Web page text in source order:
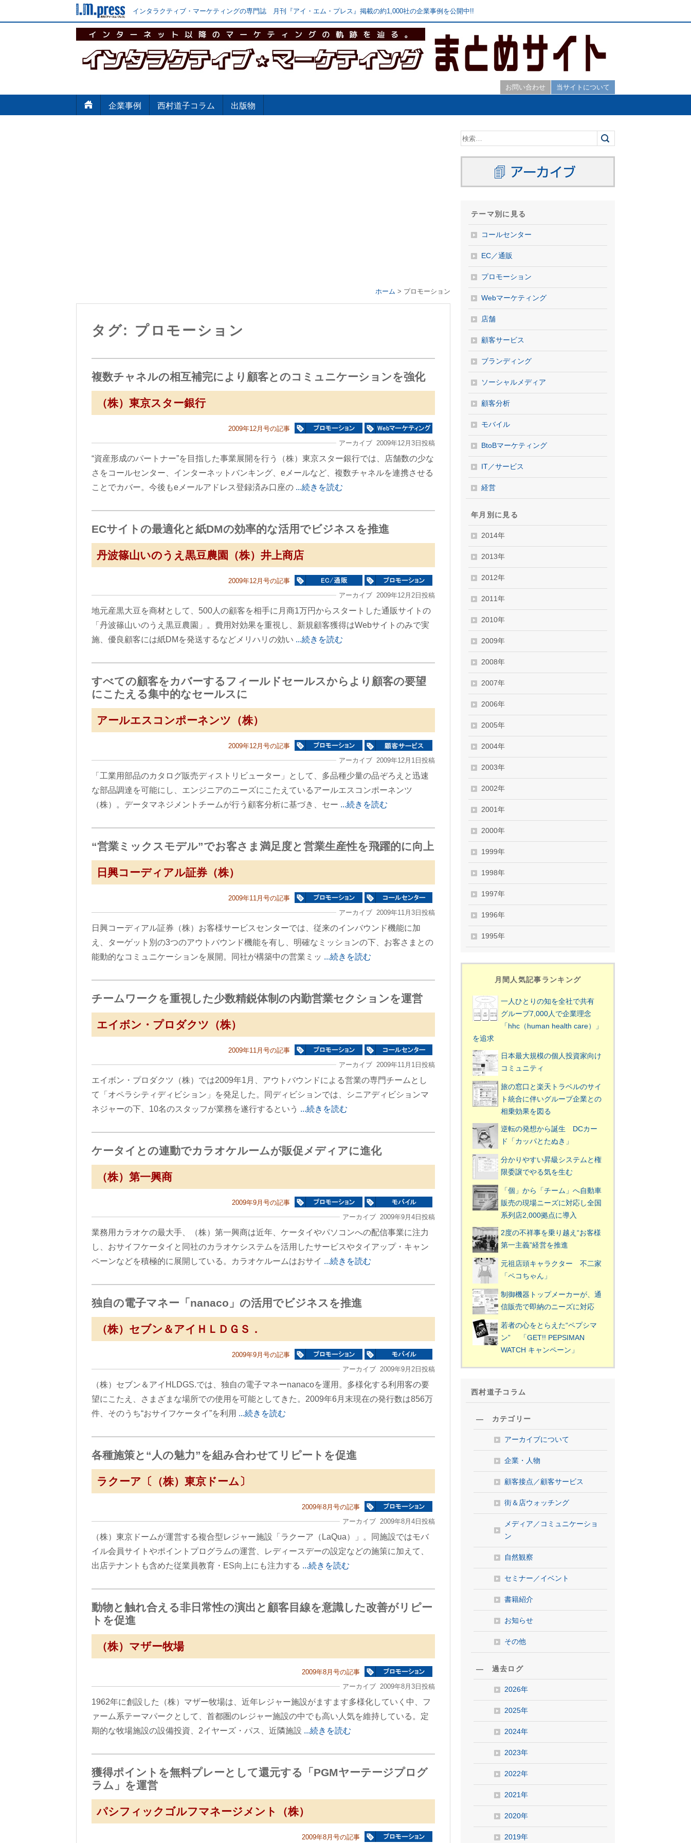
インタラクティブ・マーケティングの専門誌 月刊『アイ・エム・プレス』掲載の約1,000社の企業事例を公開中!!
お問い合わせ 当サイトについて
企業事例 西村道子コラム 出版物
ホーム > プロモーション
タグ: プロモーション
複数チャネルの相互補完により顧客とのコミュニケーションを強化
（株）東京スター銀行
2009年12月号の記事
アーカイブ 2009年12月3日投稿
“資産形成のパートナー”を目指した事業展開を行う（株）東京スター銀行では、店舗数の少な
さをコールセンター、インターネットバンキング、eメールなど、複数チャネルを連携させる
ことでカバー。今後もeメールアドレス登録済み口座の ...続きを読む
ECサイトの最適化と紙DMの効率的な活用でビジネスを推進
丹波篠山いのうえ黒豆農園（株）井上商店
2009年12月号の記事
アーカイブ 2009年12月2日投稿
地元産黒大豆を商材として、500人の顧客を相手に月商1万円からスタートした通販サイトの
「丹波篠山いのうえ黒豆農園」。費用対効果を重視し、新規顧客獲得はWebサイトのみで実
施、優良顧客には紙DMを発送するなどメリハリの効い ...続きを読む
すべての顧客をカバーするフィールドセールスからより顧客の要望
にこたえる集中的なセールスに
アールエスコンポーネンツ（株）
2009年12月号の記事
アーカイブ 2009年12月1日投稿
「工業用部品のカタログ販売ディストリビューター」として、多品種少量の品ぞろえと迅速
な部品調達を可能にし、エンジニアのニーズにこたえているアールエスコンポーネンツ
（株）。データマネジメントチームが行う顧客分析に基づき、セー ...続きを読む
“営業ミックスモデル”でお客さま満足度と営業生産性を飛躍的に向上
日興コーディアル証券（株）
2009年11月号の記事
アーカイブ 2009年11月3日投稿
日興コーディアル証券（株）お客様サービスセンターでは、従来のインバウンド機能に加
え、ターゲット別の3つのアウトバウンド機能を有し、明確なミッションの下、お客さまとの
能動的なコミュニケーションを展開。同社が構築中の営業ミッ ...続きを読む
チームワークを重視した少数精鋭体制の内勤営業セクションを運営
エイボン・プロダクツ（株）
2009年11月号の記事
アーカイブ 2009年11月1日投稿
エイボン・プロダクツ（株）では2009年1月、アウトバウンドによる営業の専門チームとし
て「オペラシティディビション」を発足した。同ディビションでは、シニアディビションマ
ネジャーの下、10名のスタッフが業務を遂行するという ...続きを読む
ケータイとの連動でカラオケルームが販促メディアに進化
（株）第一興商
2009年9月号の記事
アーカイブ 2009年9月4日投稿
業務用カラオケの最大手、（株）第一興商は近年、ケータイやパソコンへの配信事業に注力
し、おサイフケータイと同社のカラオケシステムを活用したサービスやタイアップ・キャン
ペーンなどを積極的に展開している。カラオケルームはおサイ ...続きを読む
独自の電子マネー「nanaco」の活用でビジネスを推進
（株）セブン＆アイＨＬＤＧＳ．
2009年9月号の記事
アーカイブ 2009年9月2日投稿
（株）セブン＆アイHLDGS.では、独自の電子マネーnanacoを運用。多様化する利用客の要
望にこたえ、さまざまな場所での使用を可能としてきた。2009年6月末現在の発行数は856万
件、そのうち“おサイフケータイ”を利用 ...続きを読む
各種施策と“人の魅力”を組み合わせてリピートを促進
ラクーア〔（株）東京ドーム〕
2009年8月号の記事
アーカイブ 2009年8月4日投稿
（株）東京ドームが運営する複合型レジャー施設「ラクーア（LaQua）」。同施設ではモバ
イル会員サイトやポイントプログラムの運営、レディースデーの設定などの施策に加えて、
出店テナントも含めた従業員教育・ES向上にも注力する ...続きを読む
動物と触れ合える非日常性の演出と顧客目線を意識した改善がリピー
トを促進
（株）マザー牧場
2009年8月号の記事
アーカイブ 2009年8月3日投稿
1962年に創設した（株）マザー牧場は、近年レジャー施設がますます多様化していく中、フ
ァーム系テーマパークとして、首都圏のレジャー施設の中でも高い人気を維持している。定
期的な牧場施設の設備投資、2イヤーズ・パス、近隣施設 ...続きを読む
獲得ポイントを無料プレーとして還元する「PGMヤーテージプログ
ラム」を運営
パシフィックゴルフマネージメント（株）
2009年8月号の記事
テーマ別に見る
コールセンター
EC／通販
プロモーション
Webマーケティング
店舗
顧客サービス
ブランディング
ソーシャルメディア
顧客分析
モバイル
BtoBマーケティング
IT／サービス
経営
年月別に見る
2014年
2013年
2012年
2011年
2010年
2009年
2008年
2007年
2006年
2005年
2004年
2003年
2002年
2001年
2000年
1999年
1998年
1997年
1996年
1995年
月間人気記事ランキング
一人ひとりの知を全社で共有
グループ7,000人で企業理念
「hhc（human health care）」
を追求
日本最大規模の個人投資家向け
コミュニティ
旅の窓口と楽天トラベルのサイ
ト統合に伴いグループ企業との
相乗効果を図る
逆転の発想から誕生 DCカー
ド「カッパとたぬき」
分かりやすい昇級システムと権
限委譲でやる気を生む
「個」から「チーム」へ自動車
販売の現場ニーズに対応し全国
系列店2,000拠点に導入
2度の不祥事を乗り越え“お客様
第一主義”経営を推進
元祖店頭キャラクター 不二家
「ペコちゃん」
制御機器トップメーカーが、通
信販売で即納のニーズに対応
若者の心をとらえた“ペプシマ
ン” 「GET!! PEPSIMAN
WATCH キャンペーン」
西村道子コラム
― カテゴリー
アーカイブについて
企業・人物
顧客接点／顧客サービス
街＆店ウォッチング
メディア／コミュニケーショ
ン
自然観察
セミナー／イベント
書籍紹介
お知らせ
その他
― 過去ログ
2026年
2025年
2024年
2023年
2022年
2021年
2020年
2019年